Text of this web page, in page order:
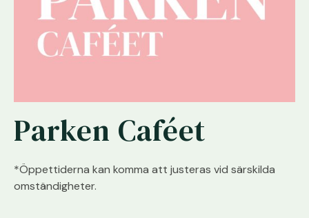
Parken Caféet
*Öppettiderna kan komma att justeras vid särskilda
omständigheter.